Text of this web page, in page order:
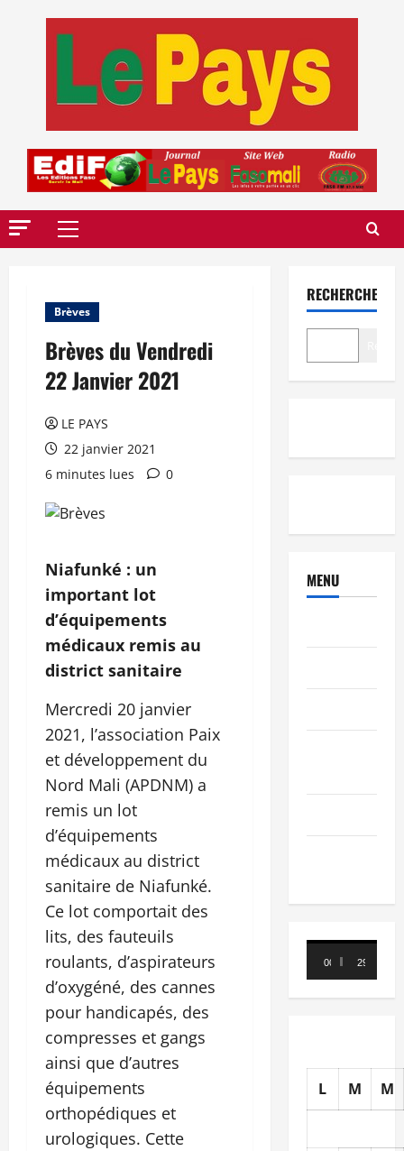
Menu
Brèves
Brèves du Vendredi
22 Janvier 2021
LE PAYS
22 janvier 2021
6 minutes lues
0
Niafunké : un
important lot
d’équipements
médicaux remis au
district sanitaire
Mercredi 20 janvier
2021, l’association Paix
et développement du
Nord Mali (APDNM) a
remis un lot
d’équipements
médicaux au district
sanitaire de Niafunké.
Ce lot comportait des
lits, des fauteuils
roulants, d’aspirateurs
d’oxygéné, des cannes
pour handicapés, des
compresses et gangs
ainsi que d’autres
équipements
orthopédiques et
urologiques. Cette
RECHERCHER
MENU
Lecteur
vidéo
00:00 29:21
L M M